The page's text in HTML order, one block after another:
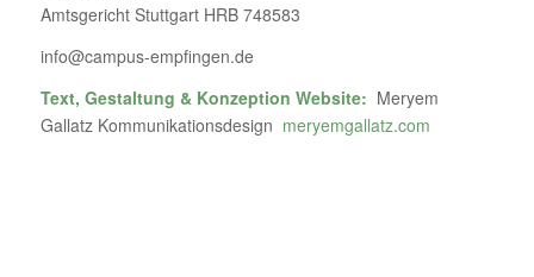
Amtsgericht Stuttgart HRB 748583
info@campus-empfingen.de
Text, Gestaltung & Konzeption Website: Meryem
Gallatz Kommunikationsdesign meryemgallatz.com